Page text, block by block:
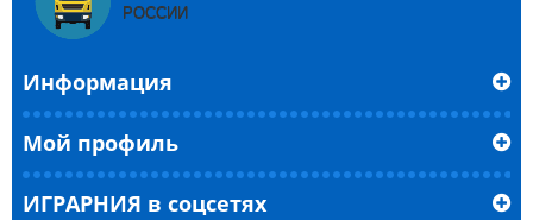
РОССИИ
Информация
Мой профиль
ИГРАРНИЯ в соцсетях